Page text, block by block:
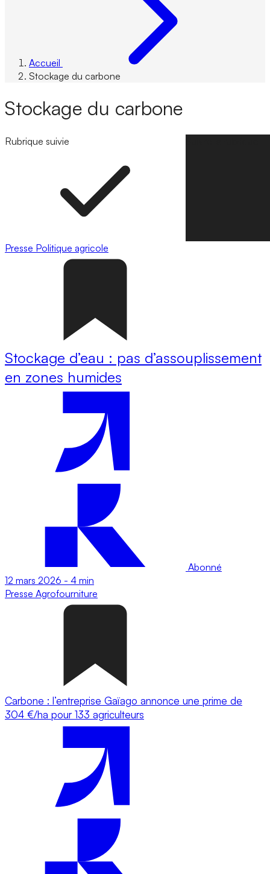
Accueil
Stockage du carbone
Stockage du carbone
Rubrique suivie
Presse Politique agricole
Stockage d’eau : pas d’assouplissement
en zones humides
Abonné
12 mars 2026 - 4 min
Presse Agrofourniture
Carbone : l’entreprise Gaïago annonce une prime de
304 €/ha pour 133 agriculteurs